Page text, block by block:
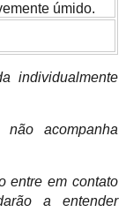
úmido.
individualmente
acompanha
entre em contato
a entender